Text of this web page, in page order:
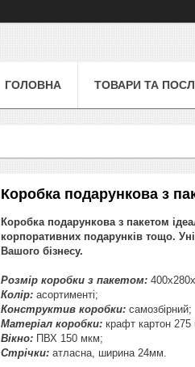
ГОЛОВНА ТОВАРИ ТА
Коробка подарункова з
Коробка подарункова з пакетом
корпоративних подарунків тощо.
Вашого бізнесу.
Розмір коробки з пакетом:
Колір: асортименті;
Конструктив коробки: самозбірний;
Матеріал коробки: крафт картон
Вікно: ПВХ 150 мкм;
Стрічки: атласна, ширина 24мм.